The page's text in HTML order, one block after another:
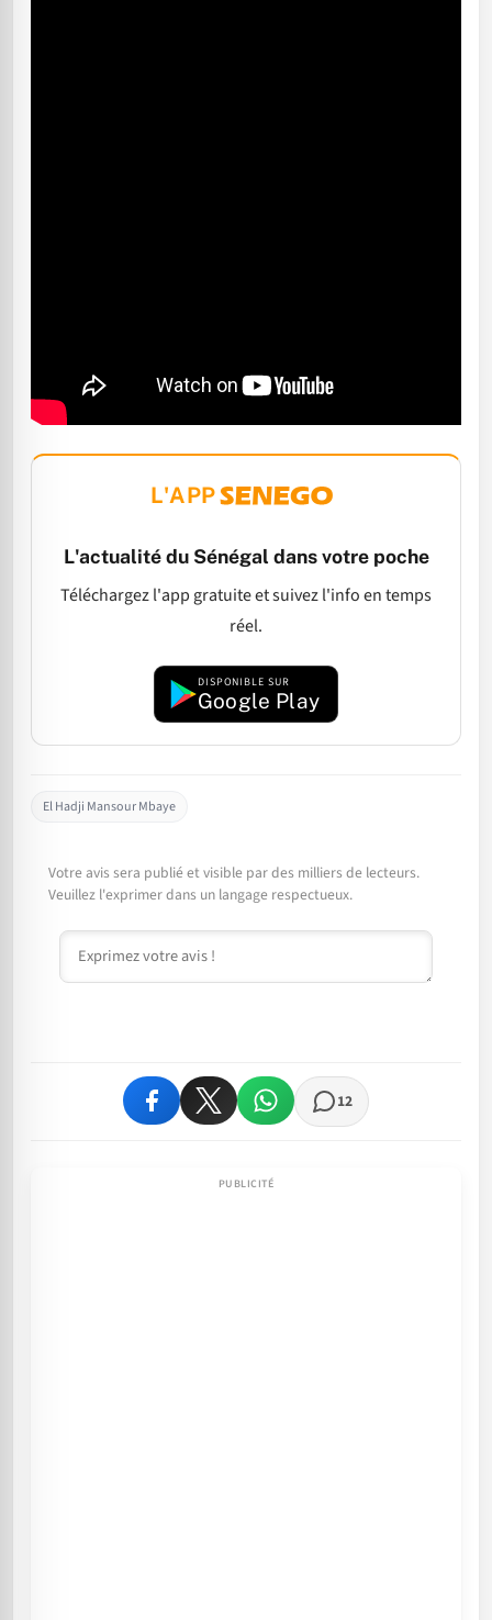
L'APP
L'actualité du Sénégal dans votre poche
Téléchargez l'app gratuite et suivez l'info en temps
réel.
DISPONIBLE SUR
Google Play
El Hadji Mansour Mbaye
Votre avis sera publié et visible par des milliers de lecteurs.
Veuillez l'exprimer dans un langage respectueux.
Commentaire
12